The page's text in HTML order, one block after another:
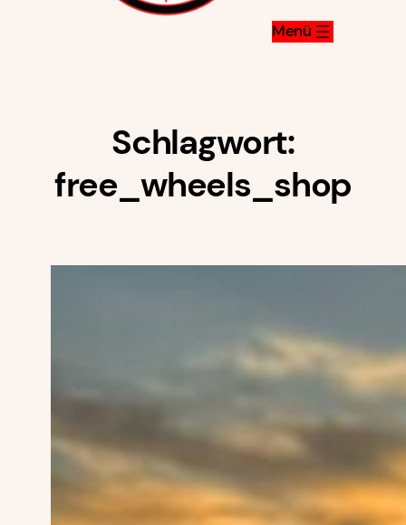
Schlagwort:
free_wheels_shop